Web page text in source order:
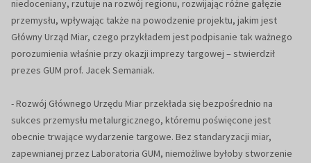
niedoceniany, rzutuje na rozwój regionu, rozwijając różne gałęzie
przemysłu, wpływając także na powodzenie projektu, jakim jest
Główny Urząd Miar, czego przykładem jest podpisanie tak ważnego
porozumienia właśnie przy okazji imprezy targowej – stwierdził
prezes GUM prof. Jacek Semaniak.
- Rozwój Głównego Urzędu Miar przekłada się bezpośrednio na
sukces przemysłu metalurgicznego, któremu poświęcone jest
obecnie trwające wydarzenie targowe. Bez standaryzacji miar,
zapewnianej przez Laboratoria GUM, niemożliwe byłoby stworzenie